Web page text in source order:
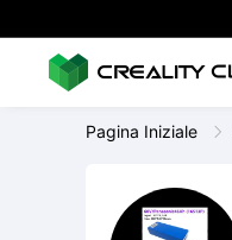
Pagina Iniziale